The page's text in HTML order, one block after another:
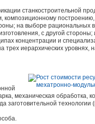
станкостроительной
композиционному
на выборе рациональных
с другой
концентрации и
иерархических уровнях,
механическая обработка,
заготовительной